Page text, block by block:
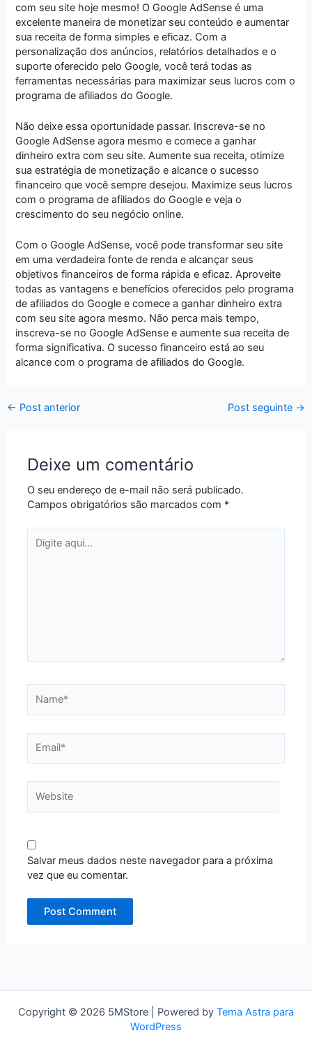
com seu site hoje mesmo! O Google AdSense é uma
excelente maneira de monetizar seu conteúdo e aumentar
sua receita de forma simples e eficaz. Com a
personalização dos anúncios, relatórios detalhados e o
suporte oferecido pelo Google, você terá todas as
ferramentas necessárias para maximizar seus lucros com o
programa de afiliados do Google.
Não deixe essa oportunidade passar. Inscreva-se no
Google AdSense agora mesmo e comece a ganhar
dinheiro extra com seu site. Aumente sua receita, otimize
sua estratégia de monetização e alcance o sucesso
financeiro que você sempre desejou. Maximize seus lucros
com o programa de afiliados do Google e veja o
crescimento do seu negócio online.
Com o Google AdSense, você pode transformar seu site
em uma verdadeira fonte de renda e alcançar seus
objetivos financeiros de forma rápida e eficaz. Aproveite
todas as vantagens e benefícios oferecidos pelo programa
de afiliados do Google e comece a ganhar dinheiro extra
com seu site agora mesmo. Não perca mais tempo,
inscreva-se no Google AdSense e aumente sua receita de
forma significativa. O sucesso financeiro está ao seu
alcance com o programa de afiliados do Google.
← Post anterior Post seguinte →
Deixe um comentário
O seu endereço de e-mail não será publicado.
Campos obrigatórios são marcados com *
aqui...
Salvar meus dados neste navegador para a próxima
vez que eu comentar.
Copyright © 2026 5MStore | Powered by Tema Astra para
WordPress